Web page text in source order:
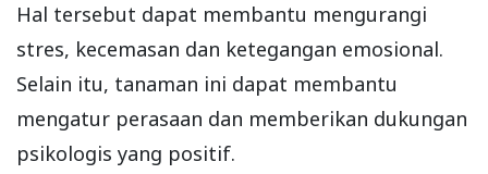
Hal tersebut dapat membantu mengurangi
stres, kecemasan dan ketegangan emosional.
Selain itu, tanaman ini dapat membantu
mengatur perasaan dan memberikan dukungan
psikologis yang positif.